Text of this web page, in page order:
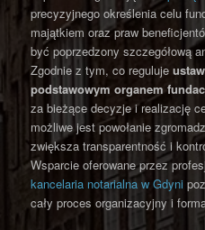
precyzyjnego określenia celu
majątkiem oraz praw
być poprzedzony szczegółową
Zgodnie z tym, co reguluje
podstawowym organem
za bieżące decyzje i realizację
możliwe jest powołanie
zwiększa transparentność i
Wsparcie oferowane przez
kancelaria notarialna w Gdyni
cały proces organizacyjny i